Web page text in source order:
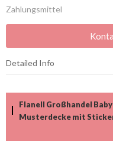
Zahlungsmittel
Detailed Info
Flanell Großhandel
Musterdecke mit